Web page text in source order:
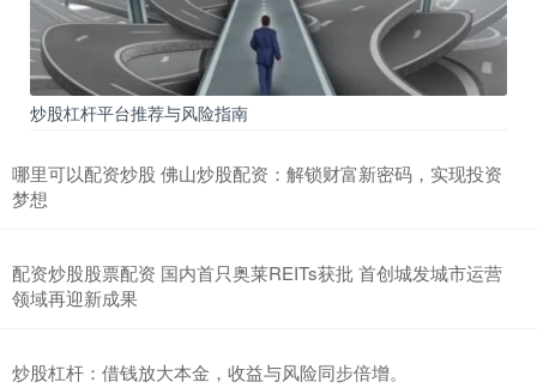
炒股杠杆平台推荐与风险指南
哪里可以配资炒股 佛山炒股配资：解锁财富新密码，实现投资
梦想
配资炒股股票配资 国内首只奥莱REITs获批 首创城发城市运营
领域再迎新成果
炒股杠杆：借钱放大本金，收益与风险同步倍增。